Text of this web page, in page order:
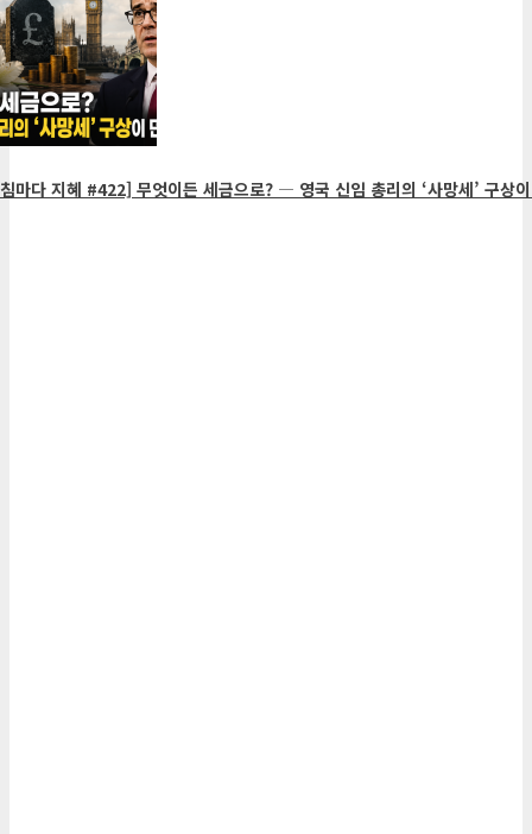
마다 지혜 #422] 무엇이든 세금으로? ― 영국 신임 총리의 ‘사망세’ 구상이